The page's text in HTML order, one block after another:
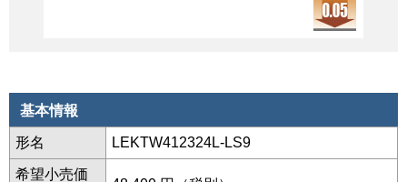
基本情報
形名 LEKTW412324L-LS9
希望小売価